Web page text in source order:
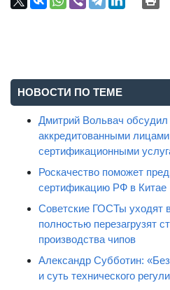
НОВОСТИ ПО ТЕМЕ
Дмитрий Вольвач
аккредитованными
сертификационными
Роскачество поможет
сертификацию РФ в Китае
Советские ГОСТы уходят
полностью перезагрузят
производства чипов
Александр Субботин:
и суть технического